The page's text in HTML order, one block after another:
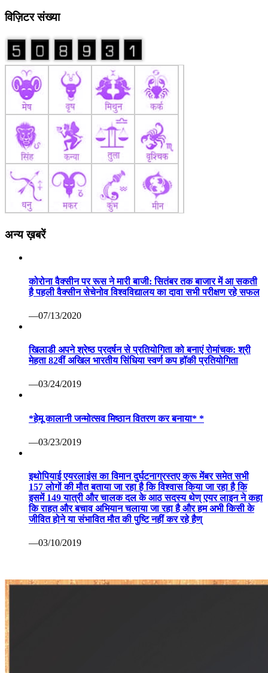
विज़िटर संख्या
अन्य ख़बरें
कोरोना वैक्सीन पर रूस ने मारी बाजी: सितंबर तक बाजार में आ सकती
है पहली वैक्सीन सेचेनोव विश्वविद्यालय का दावा सभी परीक्षण रहे सफल
—07/13/2020
खिलाडी अपने श्रेष्ठ प्रदर्षन से प्रतियोगिता को बनाएं रोमांचक: श्री
मेहता 82वीं अखिल भारतीय सिंधिया स्वर्ण कप हॉकी प्रतियोगिता
—03/24/2019
*हेमू कालानी जन्मोत्सव मिष्ठान वितरण कर बनाया* *
—03/23/2019
इथोपियाई एयरलाइंस का विमान दुर्घटनाग्रस्तए क्रू मेंबर समेत सभी
157 लोगों की मौत बताया जा रहा है कि विश्वास किया जा रहा है कि
इसमें 149 यात्री और चालक दल के आठ सदस्य थेण् एयर लाइन ने कहा
कि राहत और बचाव अभियान चलाया जा रहा है और हम अभी किसी के
जीवित होने या संभावित मौत की पुष्टि नहीं कर रहे हैण्
—03/10/2019